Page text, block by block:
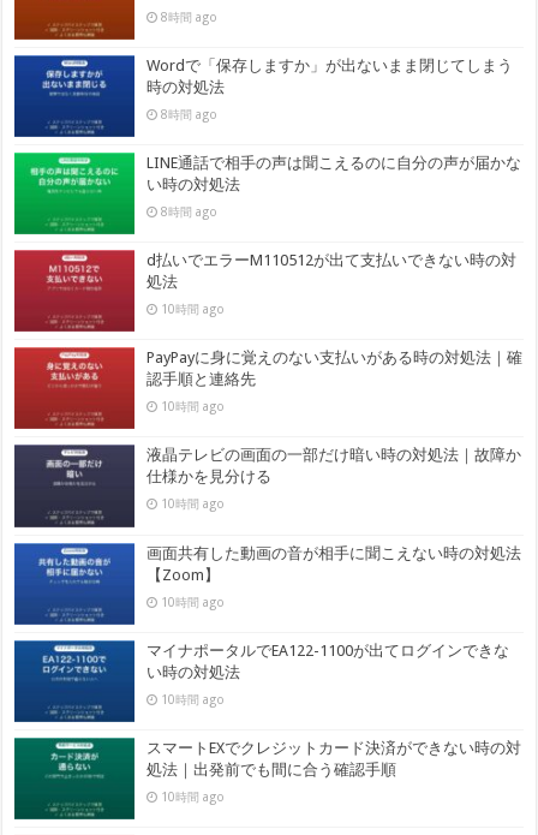
8時間 ago
Wordで「保存しますか」が出ないまま閉じてしまう
時の対処法
8時間 ago
LINE通話で相手の声は聞こえるのに自分の声が届かな
い時の対処法
8時間 ago
d払いでエラーM110512が出て支払いできない時の対
処法
10時間 ago
PayPayに身に覚えのない支払いがある時の対処法｜確
認手順と連絡先
10時間 ago
液晶テレビの画面の一部だけ暗い時の対処法｜故障か
仕様かを見分ける
10時間 ago
画面共有した動画の音が相手に聞こえない時の対処法
【Zoom】
10時間 ago
マイナポータルでEA122-1100が出てログインできな
い時の対処法
10時間 ago
スマートEXでクレジットカード決済ができない時の対
処法｜出発前でも間に合う確認手順
10時間 ago